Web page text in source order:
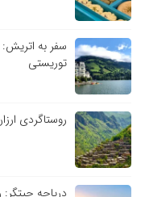
سفر به
توریستی
روستاگردی
دریاچه